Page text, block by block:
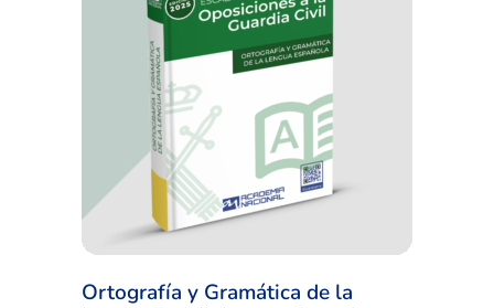
Ortografía y Gramática de la